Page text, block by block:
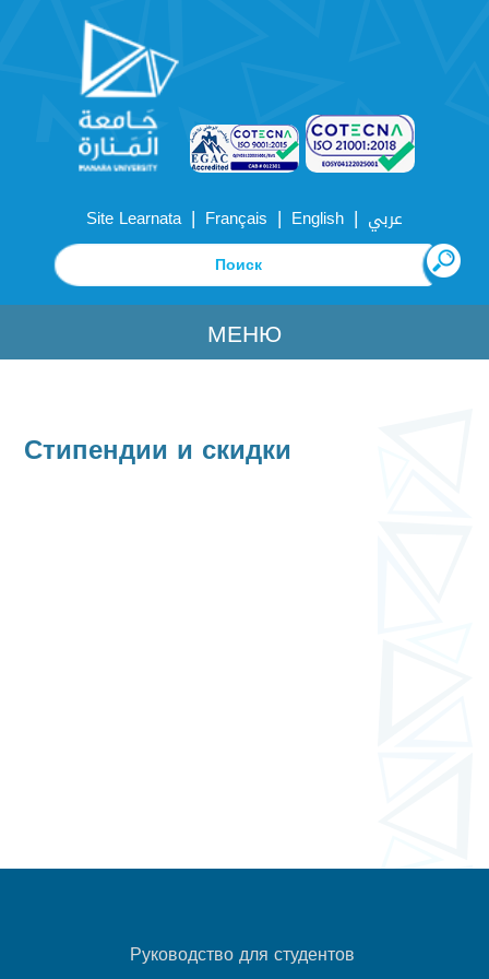
Site Learnata | Français | English | عربي
МЕНЮ
Стипендии и скидки
Руководство для студентов